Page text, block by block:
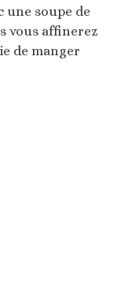
une soupe de
vous affinerez
de manger